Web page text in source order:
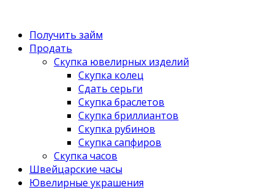
Получить займ
Продать
Скупка ювелирных изделий
Скупка колец
Сдать серьги
Скупка браслетов
Скупка бриллиантов
Скупка рубинов
Скупка сапфиров
Скупка часов
Швейцарские часы
Ювелирные украшения